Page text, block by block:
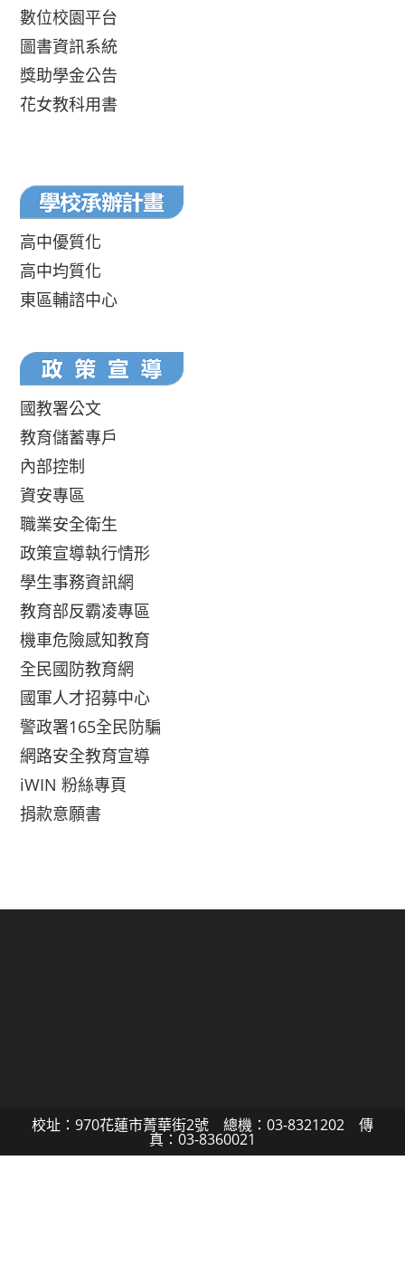
數位校園平台
圖書資訊系統
獎助學金公告
花女教科用書
高中優質化
高中均質化
東區輔諮中心
國教署公文
教育儲蓄專戶
內部控制
資安專區
職業安全衛生
政策宣導執行情形
學生事務資訊網
教育部反霸凌專區
機車危險感知教育
全民國防教育網
國軍人才招募中心
警政署165全民防騙
網路安全教育宣導
iWIN 粉絲專頁
捐款意願書
校址：970花蓮市菁華街2號 總機：03-8321202 傳
真：03-8360021